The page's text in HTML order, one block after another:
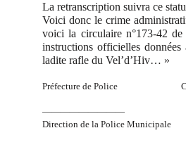
La retranscription suivra ce
Voici donc le crime
voici la circulaire n°173-42
instructions officielles
ladite rafle du Vel’d’Hiv… »
Préfecture de Police C
—————————
Direction de la Police Municipale